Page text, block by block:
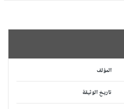
المؤلف
تاريخ الوثيقة